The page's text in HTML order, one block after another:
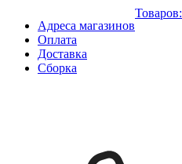
Адреса магазинов
Оплата
Доставка
Сборка
Товаров: